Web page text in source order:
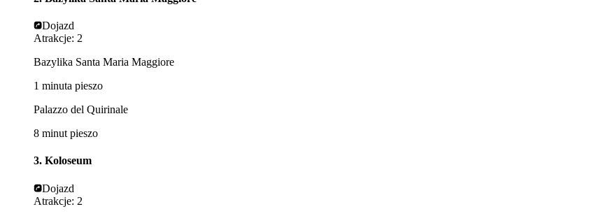
Dojazd
Atrakcje: 2
Bazylika Santa Maria Maggiore
1 minuta pieszo
Palazzo del Quirinale
8 minut pieszo
3. Koloseum
Dojazd
Atrakcje: 2